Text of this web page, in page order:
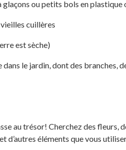
ou petits bols en plastique
cuillères
est sèche)
dans le jardin, dont des branches,
au trésor! Cherchez des fleurs,
d’autres éléments que vous